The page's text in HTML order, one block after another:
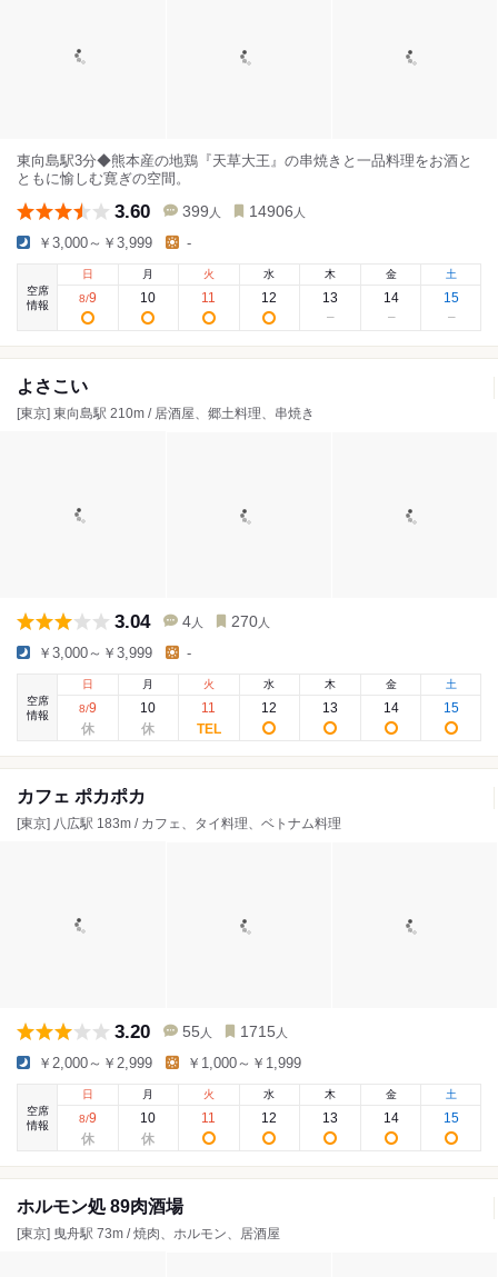
東向島駅3分◆熊本産の地鶏『天草大王』の串焼きと一品料理をお酒と
ともに愉しむ寛ぎの空間。
3.60 399 人 14906 人
￥3,000～￥3,999 -
空席
情報
日
8/9
月
10
火
11
水
12
木
13
金
14
土
15
よさこい
[東京] 東向島駅 210m / 居酒屋、郷土料理、串焼き
3.04 4 人 270 人
￥3,000～￥3,999 -
空席
情報
日
8/9
月
10
火
11
水
12
木
13
金
14
土
15
カフェ ポカポカ
[東京] 八広駅 183m / カフェ、タイ料理、ベトナム料理
3.20 55 人 1715 人
￥2,000～￥2,999 ￥1,000～￥1,999
空席
情報
日
8/9
月
10
火
11
水
12
木
13
金
14
土
15
ホルモン処 89肉酒場
[東京] 曳舟駅 73m / 焼肉、ホルモン、居酒屋